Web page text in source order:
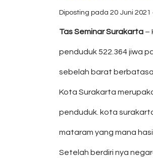
Diposting pada 20 Juni
Tas Seminar Surakarta –
penduduk 522.364 jiwa
sebelah barat
Kota Surakarta
penduduk. kota
mataram yang mana
Setelah berdiri nya